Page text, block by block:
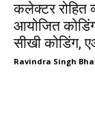
कलेक्टर रोहित
आयोजित कोडिंग
सीखी कोडिंग,
Ravindra Singh